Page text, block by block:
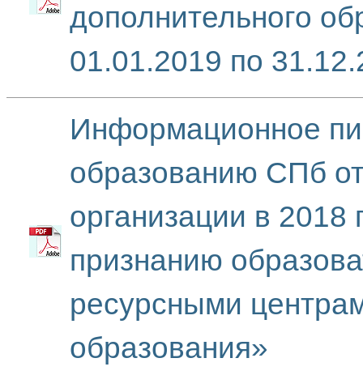
дополнительного
01.01.2019 по
Информационное
образованию СПб
организации в 2018
признанию
ресурсными
образования»